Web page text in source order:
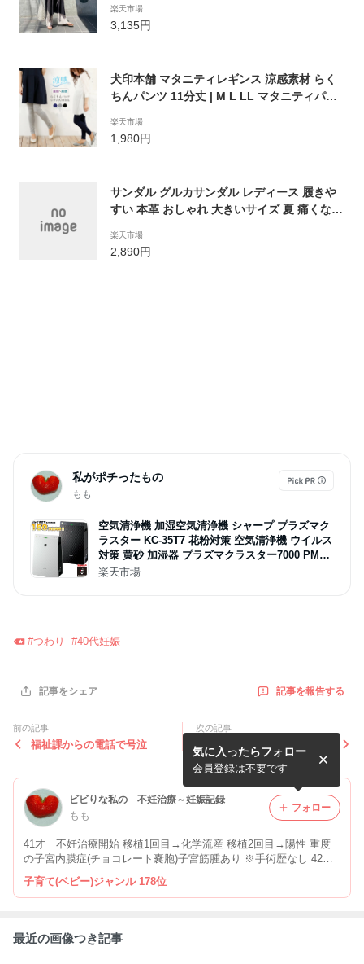
ング マタニティー 夏 春 半袖 ゆったり らく
ちん ラク 産前 産後
楽天市場
3,135円
犬印本舗 マタニティレギンス 涼感素材 らく
ちんパンツ 11分丈 | M L LL マタニティパン
ウェア ルームウェア 部屋着 産前 産後 夏 ス
パッツ 出産準備 ロング丈 妊婦服 マタニティ
楽天市場
1,980円
サンダル グルカサンダル レディース 履きや
すい 本革 おしゃれ 大きいサイズ 夏 痛くない
料
楽天市場
2,890円
私がポチったもの
もも
空気清浄機 加湿空気清浄機 シャープ プラズマク
ラスター KC-35T7 花粉対策 空気清浄機 ウイルス
対策 黄砂 加湿器 プラズマクラスター7000 PM2.5
タバコ ペット
楽天市場
#つわり #40代妊娠
記事をシェア 記事を報告する
前の記事
福祉課からの電話で号泣
次の記事
子宝の神様にお願いしまくっ
た
ビビりな私の 不妊治療～妊娠記録
もも
41才 不妊治療開始 移植1回目→化学流産 移植2回目→陽性 重度
の子宮内膜症(チョコレート嚢胞)子宮筋腫あり ※手術歴なし 42才
第一子出産 超絶 ビビリな私の 日々の奮闘を記しています 同じ
ようなこわがりな方に 参考にしていただけたら 嬉しいです
気に入ったらフォロー
会員登録は不要です
フォロー
子育て(ベビー)ジャンル 178位
最近の画像つき記事